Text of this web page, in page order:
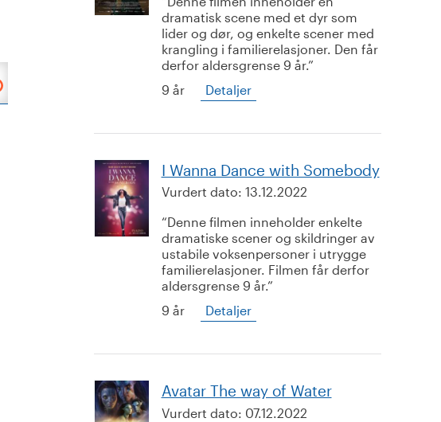
dramatisk scene med et dyr som
lider og dør, og enkelte scener med
krangling i familierelasjoner. Den får
derfor aldersgrense 9 år.
9 år
Detaljer
I Wanna Dance with Somebody
Vurdert dato: 13.12.2022
Denne filmen inneholder enkelte
dramatiske scener og skildringer av
ustabile voksenpersoner i utrygge
familierelasjoner. Filmen får derfor
aldersgrense 9 år.
9 år
Detaljer
Avatar The way of Water
Vurdert dato: 07.12.2022